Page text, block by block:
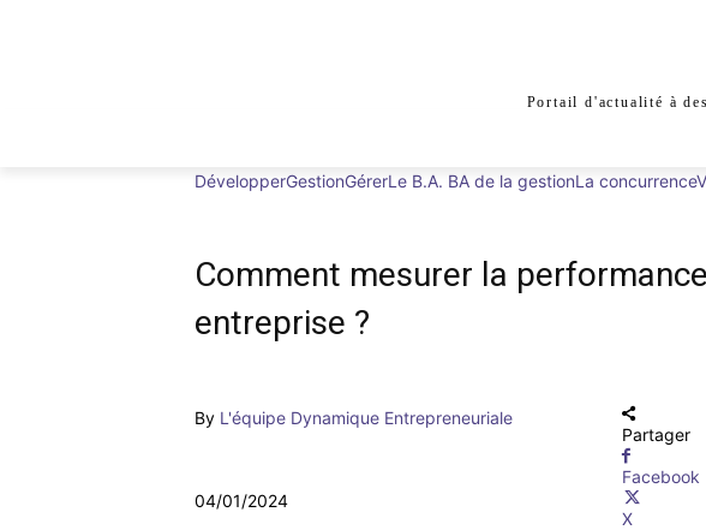
Portail d'actualité à
DévelopperGestionGérerLe B.A. BA de la gestionLa concurrence
Comment mesurer la
entreprise ?
By L'équipe Dynamique Entrepreneuriale
04/01/2024
Partager
Facebook
X